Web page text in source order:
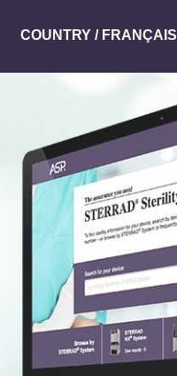
COUNTRY / FRANÇAIS